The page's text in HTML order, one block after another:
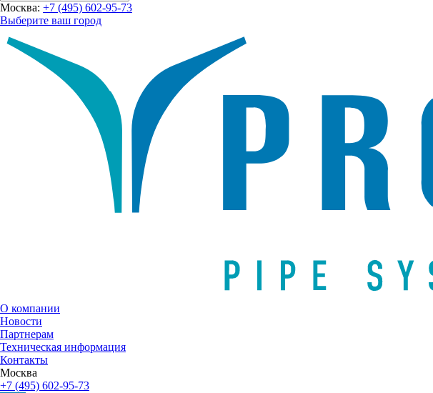
Москва: +7 (495) 602-95-73
Выберите ваш город
О компании
Новости
Партнерам
Техническая информация
Контакты
Москва
+7 (495) 602-95-73